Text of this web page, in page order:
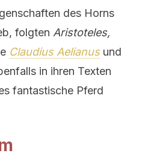
des Horns
folgten Aristoteles,
Claudius Aelianus und
in ihren Texten
fantastische Pferd